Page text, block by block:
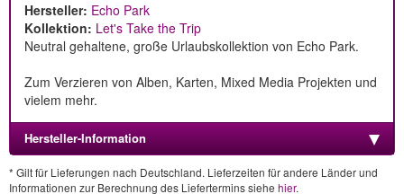
Hersteller: Echo Park
Kollektion: Let's Take the Trip
Neutral gehaltene, große Urlaubskollektion von Echo Park.
Zum Verzieren von Alben, Karten, Mixed Media Projekten und
vielem mehr.
Hersteller-Information
* Gilt für Lieferungen nach Deutschland. Lieferzeiten für andere Länder und
Informationen zur Berechnung des Liefertermins siehe hier.